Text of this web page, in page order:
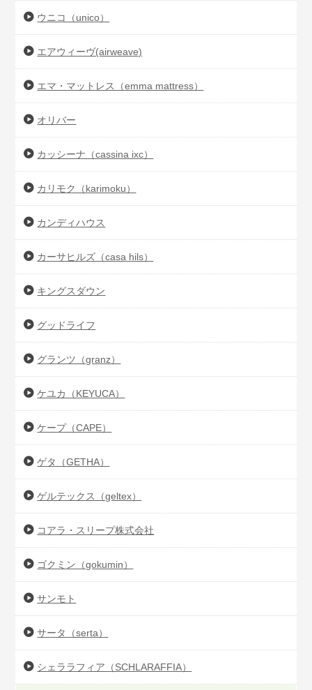
ウニコ（unico）
エアウィーヴ(airweave)
エマ・マットレス（emma mattress）
オリバー
カッシーナ（cassina ixc）
カリモク（karimoku）
カンディハウス
カーサヒルズ（casa hils）
キングスダウン
グッドライフ
グランツ（granz）
ケユカ（KEYUCA）
ケープ（CAPE）
ゲタ（GETHA）
ゲルテックス（geltex）
コアラ・スリープ株式会社
ゴクミン（gokumin）
サンモト
サータ（serta）
シェララフィア（SCHLARAFFIA）